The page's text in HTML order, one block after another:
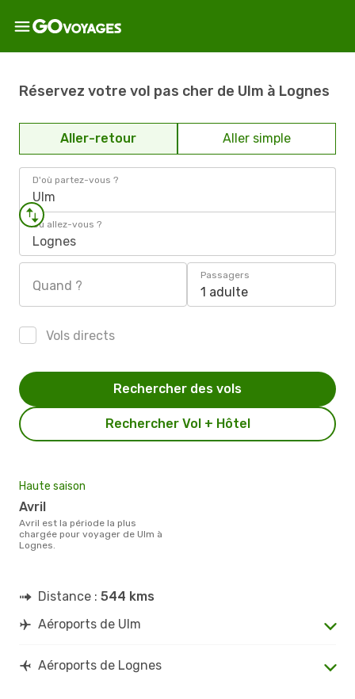
Réservez votre vol pas cher de Ulm à Lognes
Aller-retour Aller simple
D'où partez-vous ?
Ulm
Où allez-vous ?
Lognes
Quand ?
Passagers
1 adulte
Vols directs
Rechercher Vol + Hôtel
Rechercher des vols
Haute saison
avril
avril est la période la plus
chargée pour voyager de Ulm à
Lognes.
Distance : 544 kms
Aéroports de Ulm
Aéroports de Lognes